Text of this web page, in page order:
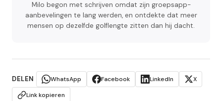
Milo begon met schrijven omdat zijn groepsapp-
aanbevelingen te lang werden, en ontdekte dat meer
mensen op dezelfde golflengte zitten dan hij dacht.
DELEN WhatsApp Facebook LinkedIn
X
Link kopieren